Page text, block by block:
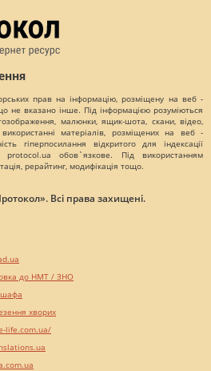
прав на інформацію, розміщену на веб -
не вказано інше. Під інформацією розуміються
малюнки, ящик-шота, скани, відео,
матеріалів, розміщених на веб -
гіперпосилання відкритого для індексації
обов`язкове. Під використанням
рерайтинг, модифікація тощо.
Всі права захищені.
до НМТ / ЗНО
хворих
life.com.ua/